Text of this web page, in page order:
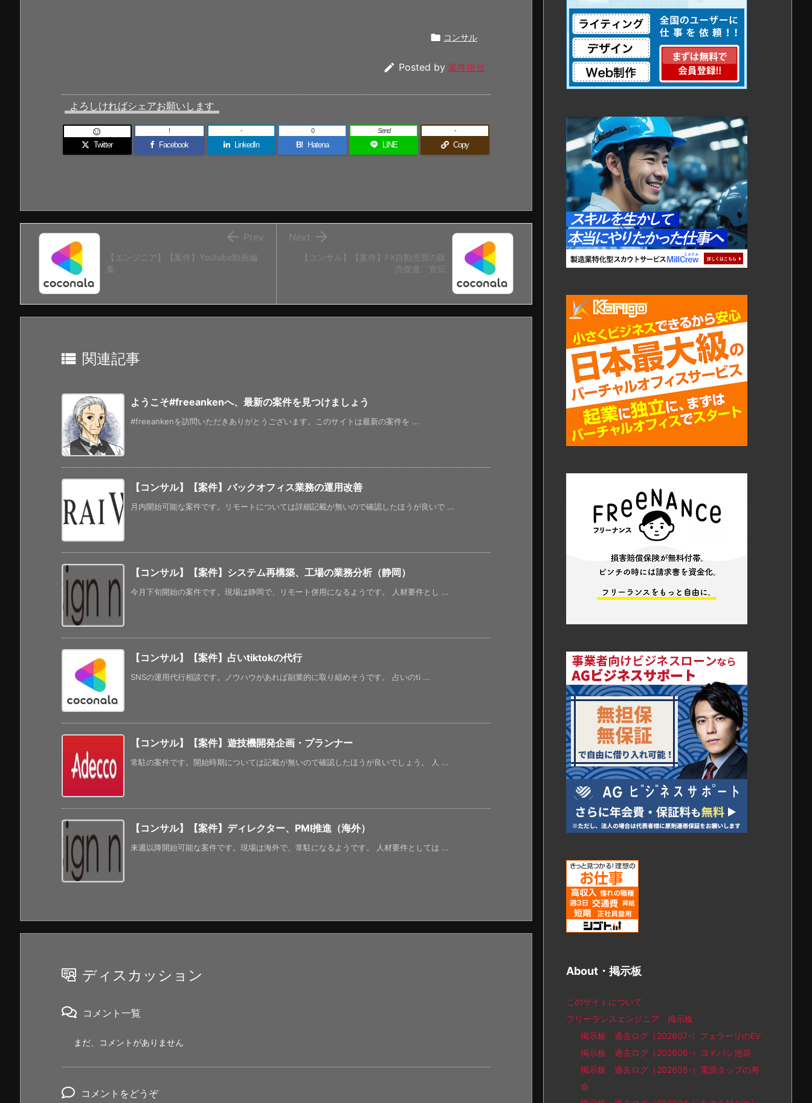
 コンサル
 Posted by 案件担当
よろしければシェアお願いします
Twitter

Facebook
!
LinkedIn
-
B! Hatena
0
LINE
Send
Copy
-
【コンサル】【案件】FX自動売買の販
売促進、宣伝

Next
【エンジニア】【案件】Youtube動画編
集
 Prev
 関連記事
ようこそ#freeankenへ、最新の案件を見つけましょう
#freeankenを訪問いただきありがとうございます。このサイトは最新の案件を ...
【コンサル】【案件】バックオフィス業務の運用改善
月内開始可能な案件です。リモートについては詳細記載が無いので確認したほうが良いで ...
【コンサル】【案件】システム再構築、工場の業務分析（静岡）
今月下旬開始の案件です。現場は静岡で、リモート併用になるようです。 人材要件とし ...
【コンサル】【案件】占いtiktokの代行
SNSの運用代行相談です。ノウハウがあれば副業的に取り組めそうです。 占いのti ...
【コンサル】【案件】遊技機開発企画・プランナー
常駐の案件です。開始時期については記載が無いので確認したほうが良いでしょう。 人 ...
【コンサル】【案件】ディレクター、PMI推進（海外）
来週以降開始可能な案件です。現場は海外で、常駐になるようです。 人材要件としては ...
ディスカッション
コメント一覧
まだ、コメントがありません
コメントをどうぞ
About・掲示板
このサイトについて
フリーランスエンジニア 掲示板
掲示板 過去ログ（202607-）フェラーリのEV
掲示板 過去ログ（202606-）ヨドバシ池袋
掲示板 過去ログ（202605-）電源タップの寿
命